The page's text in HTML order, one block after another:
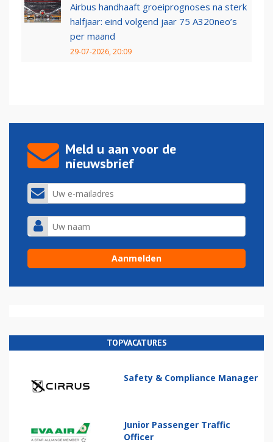
Airbus handhaaft groeiprognoses na sterk
halfjaar: eind volgend jaar 75 A320neo’s
per maand
29-07-2026, 20:09
Meld u aan voor de
nieuwsbrief
TOPVACATURES
Safety & Compliance Manager
Junior Passenger Traffic
Officer